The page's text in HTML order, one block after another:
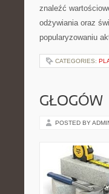
znaleźć
odżywiania oraz
popularyzowaniu
CATEGORIES:
GŁOGÓW
POSTED BY